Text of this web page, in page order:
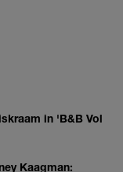
in 'B&B Vol
Kaagman: